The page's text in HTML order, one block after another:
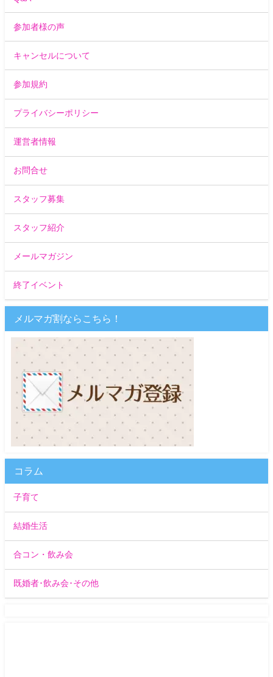
参加者様の声
キャンセルについて
参加規約
プライバシーポリシー
運営者情報
お問合せ
スタッフ募集
スタッフ紹介
メールマガジン
終了イベント
メルマガ割ならこちら！
コラム
子育て
結婚生活
合コン・飲み会
既婚者･飲み会･その他